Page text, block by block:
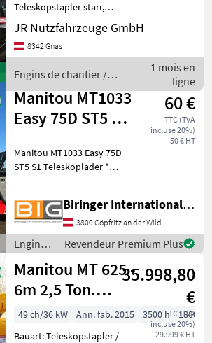
Teleskopstapler starr,
Tragkraft: 2500kg, Hubhöhe:
6000mm, Bauhöhe:
1900mm, Bereifung vorne:
Bereifung hinten: Luft
JR Nutzfahrzeuge GmbH
8342 Gnas
Engins de chantier /
Manitou
1 mois en
ligne
Manitou MT1033
Easy 75D ST5 S1
60 €
TTC (TVA
incluse 20%)
50 € HT
Manitou MT1033 Easy 75D
ST5 S1 Teleskoplader *
km/h * Reichweite: 7, 15 m *
Hubhöhe: 9.98 m *
Hubkraft: 3.300kg Der o
Biringer International GmbH
3800 Göpfritz an der Wild
Engins
de
chantier
/
Manitou
Revendeur Premium Plus
Manitou MT 625 -
6m 2,5 Ton.
Palettengabel +
Schnellwech
35.998,80
€
TTC (TVA
incluse 20%)
29.999 € HT
49 ch/36 kW Ann. fab. 2015 3500 h
1800
Bauart: Teleskopstapler /